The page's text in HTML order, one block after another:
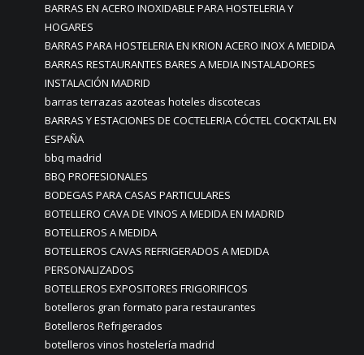
BARRAS EN ACERO INOXIDABLE PARA HOSTELERIA Y
HOGARES
BARRAS PARA HOSTELERIA EN KRION ACERO INOX A MEDIDA
BARRAS RESTAURANTES BARES A MEDIA INSTALADORES
INSTALACIÓN MADRID
barras terrazas azoteas hoteles discotecas
BARRAS Y ESTACIONES DE COCTELERIA CÓCTEL COCKTAIL EN
ESPAÑA
bbq madrid
BBQ PROFESIONALES
BODEGAS PARA CASAS PARTICULARES
BOTELLERO CAVA DE VINOS A MEDIDA EN MADRID
BOTELLEROS A MEDIDA
BOTELLEROS CAVAS REFRIGERADOS A MEDIDA
PERSONALIZADOS
BOTELLEROS EXPOSITORES FRIGORIFICOS
botelleros gran formato para restaurantes
Botelleros Refrigerados
botelleros vinos hostelería madrid